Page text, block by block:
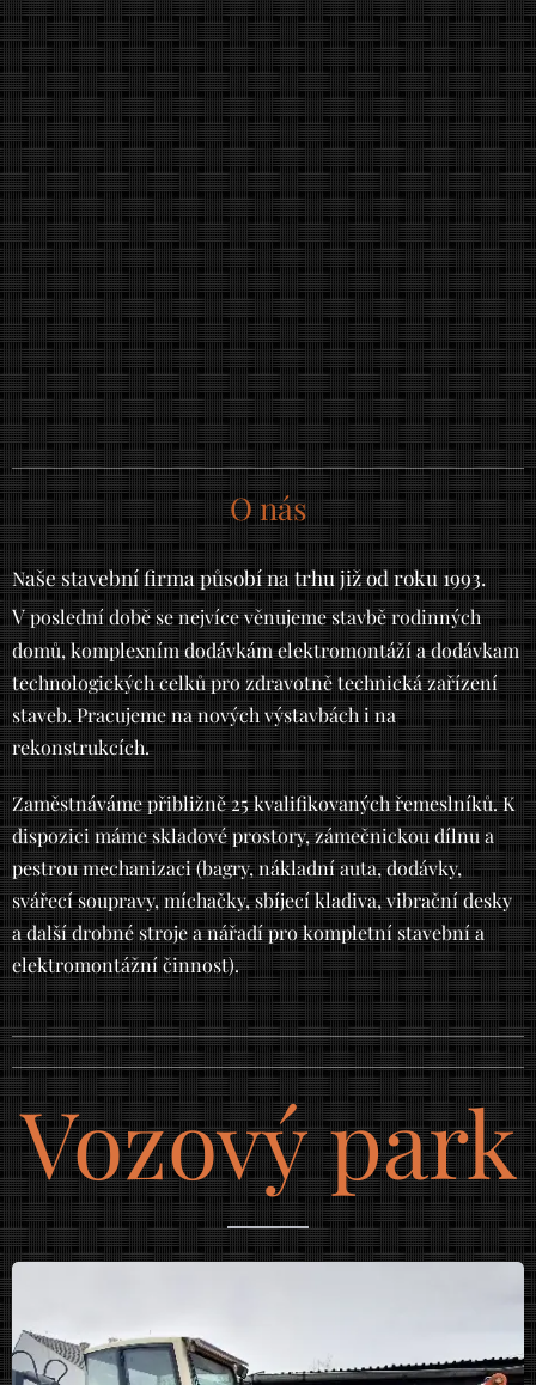
O nás
Naše stavební firma působí na trhu již od roku 1993.
Vposlední době se nejvíce věnujeme stavbě rodinných
domů, komplexním dodávkám elektromontáží a dodávkam
technologických celků pro zdravotně technická zařízení
staveb. Pracujeme na nových výstavbách i na
rekonstrukcích.
Zaměstnáváme přibližně 25 kvalifikovaných řemeslníků. K
dispozici máme skladové prostory, zámečnickou dílnu a
pestrou mechanizaci (bagry, nákladní auta, dodávky,
svářecí soupravy, míchačky, sbíjecí kladiva, vibrační desky
a další drobné stroje a nářadí pro kompletní stavební a
elektromontážní činnost).
Vozový park